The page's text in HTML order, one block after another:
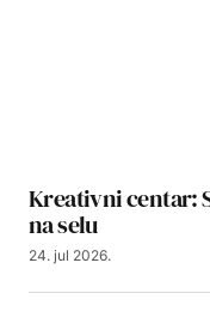
Kreativni centar:
na selu
24. jul 2026.